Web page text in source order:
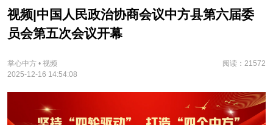
视频|中国人民政治协商会议中方县第六届委
员会第五次会议开幕
掌心中方 • 视频
阅读：21572
2025-12-16 14:54:08